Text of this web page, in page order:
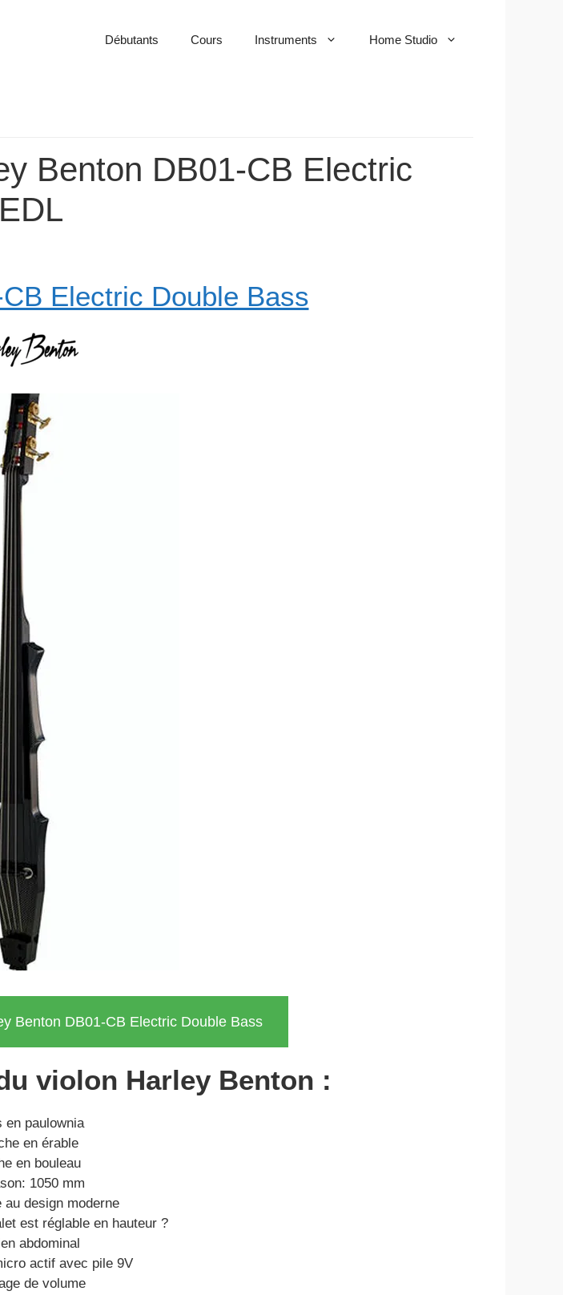
Débutants Cours Instruments Home Studio
Benton DB01-CB Electric
Electric Double Bass
Benton DB01-CB Electric Double Bass
violon Harley Benton :
en paulownia
en érable
en bouleau
1050 mm
au design moderne
est réglable en hauteur ?
abdominal
actif avec pile 9V
de volume